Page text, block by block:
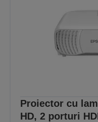
Proiector cu
HD, 2 porturi